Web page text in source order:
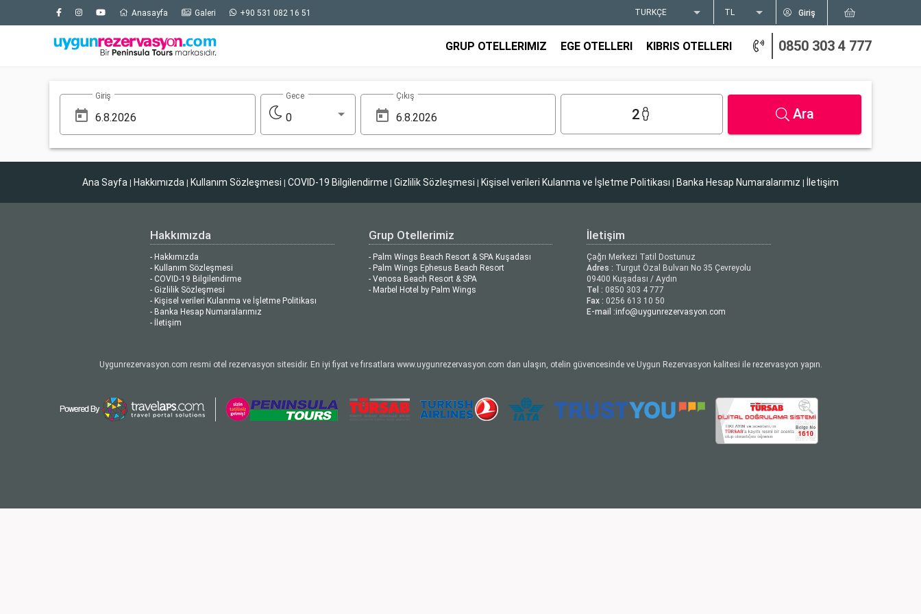
Anasayfa Galeri +90 531 082 16 51 TÜRKÇE TL Giriş
GRUP OTELLERIMIZ EGE OTELLERI KIBRIS OTELLERI 0850 303 4 777
Giriş
0
Gece Çıkış
2 Ara
Ana Sayfa | Hakkımızda | Kullanım Sözleşmesi | COVID-19 Bilgilendirme | Gizlilik Sözleşmesi | Kişisel verileri Kulanma ve İşletme Politikası | Banka Hesap Numaralarımız | İletişim
Hakkımızda
- Hakkımızda
- Kullanım Sözleşmesi
- COVID-19 Bilgilendirme
- Gizlilik Sözleşmesi
- Kişisel verileri Kulanma ve İşletme Politikası
- Banka Hesap Numaralarımız
- İletişim
Grup Otellerimiz
- Palm Wings Beach Resort & SPA Kuşadası
- Palm Wings Ephesus Beach Resort
- Venosa Beach Resort & SPA
- Marbel Hotel by Palm Wings
İletişim
Çağrı Merkezi Tatil Dostunuz
Adres : Turgut Özal Bulvarı No 35 Çevreyolu
09400 Kuşadası / Aydın
Tel : 0850 303 4 777
Fax : 0256 613 10 50
E-mail :info@uygunrezervasyon.com
Uygunrezervasyon.com resmi otel rezervasyon sitesidir. En iyi fiyat ve fırsatlara www.uygunrezervasyon.com dan ulaşın, otelin güvencesinde ve Uygun Rezervasyon kalitesi ile rezervasyon yapın.